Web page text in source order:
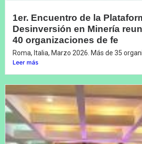
1er. Encuentro de la
Desinversión en Minería
40 organizaciones de fe
Roma, Italia, Marzo 2026. Más de 35
Leer más